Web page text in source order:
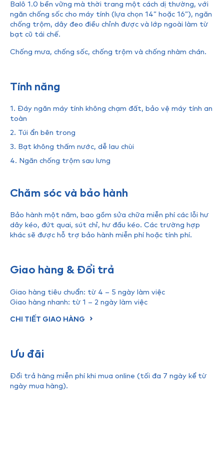
Balô 1.0 bền vững mà thời trang một cách dị thường, với
ngăn chống sốc cho máy tính (lựa chọn 14” hoặc 16”), ngăn
chống trộm, dây đeo điều chỉnh được và lớp ngoài làm từ
bạt cũ tái chế.
Chống mưa, chống sốc, chống trộm và chống nhàm chán.
Tính năng
1. Đáy ngăn máy tính không chạm đất, bảo vệ máy tính an
toàn
2. Túi ẩn bên trong
3. Bạt không thấm nước, dễ lau chùi
4. Ngăn chống trộm sau lưng
Chăm sóc và bảo hành
Bảo hành một năm, bao gồm sửa chữa miễn phí các lỗi hư
dây kéo, đứt quai, sút chỉ, hư đầu kéo. Các trường hợp
khác sẽ được hỗ trợ bảo hành miễn phí hoặc tính phí.
Giao hàng & Đổi trả
Giao hàng tiêu chuẩn: từ 4 – 5 ngày làm việc
Giao hàng nhanh: từ 1 – 2 ngày làm việc
CHI TIẾT GIAO HÀNG
Ưu đãi
Đổi trả hàng miễn phí khi mua online (tối đa 7 ngày kể từ
ngày mua hàng).